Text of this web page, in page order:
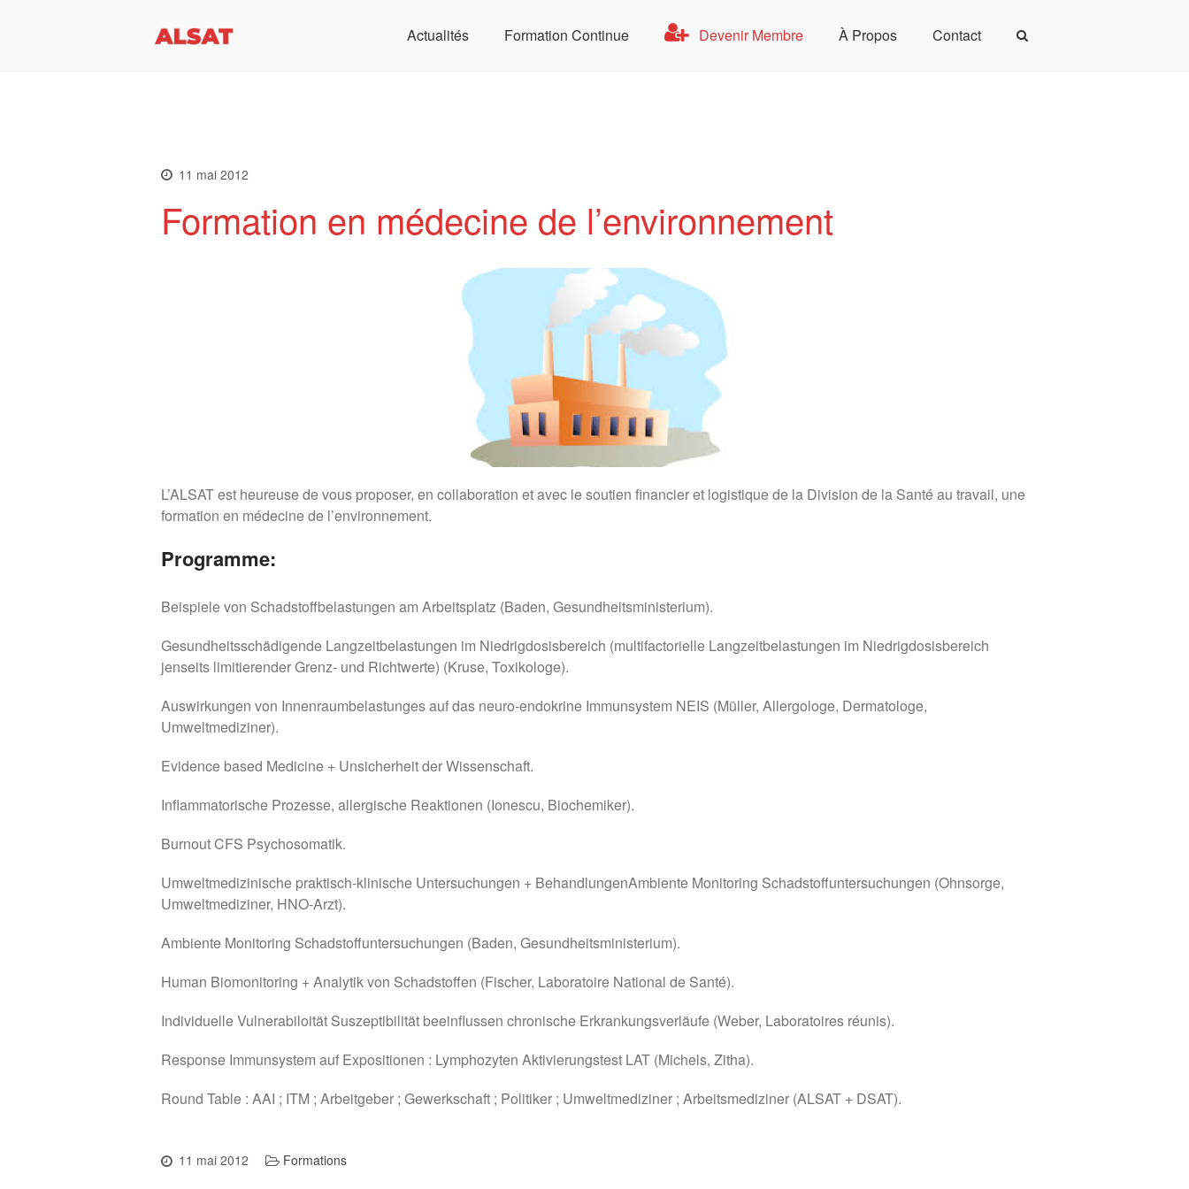
l’Association Luxembourgeoise de Santé au Travail
Actualités Formation Continue Devenir Membre À Propos Contact
11 mai 2012
Formation en médecine de l’environnement
L’ALSAT est heureuse de vous proposer, en collaboration et avec le soutien financier et logistique de la Division de la Santé au travail, une
formation en médecine de l’environnement.
Programme:
Beispiele von Schadstoffbelastungen am Arbeitsplatz (Baden, Gesundheitsministerium).
Gesundheitsschädigende Langzeitbelastungen im Niedrigdosisbereich (multifactorielle Langzeitbelastungen im Niedrigdosisbereich
jenseits limitierender Grenz- und Richtwerte) (Kruse, Toxikologe).
Auswirkungen von Innenraumbelastunges auf das neuro-endokrine Immunsystem NEIS (Müller, Allergologe, Dermatologe,
Umweltmediziner).
Evidence based Medicine + Unsicherheit der Wissenschaft.
Inflammatorische Prozesse, allergische Reaktionen (Ionescu, Biochemiker).
Burnout CFS Psychosomatik.
Umweltmedizinische praktisch-klinische Untersuchungen + BehandlungenAmbiente Monitoring Schadstoffuntersuchungen (Ohnsorge,
Umweltmediziner, HNO-Arzt).
Ambiente Monitoring Schadstoffuntersuchungen (Baden, Gesundheitsministerium).
Human Biomonitoring + Analytik von Schadstoffen (Fischer, Laboratoire National de Santé).
Individuelle Vulnerabiloität Suszeptibilität beeinflussen chronische Erkrankungsverläufe (Weber, Laboratoires réunis).
Response Immunsystem auf Expositionen : Lymphozyten Aktivierungstest LAT (Michels, Zitha).
Round Table : AAI ; ITM ; Arbeitgeber ; Gewerkschaft ; Politiker ; Umweltmediziner ; Arbeitsmediziner (ALSAT + DSAT).
11 mai 2012 Formations